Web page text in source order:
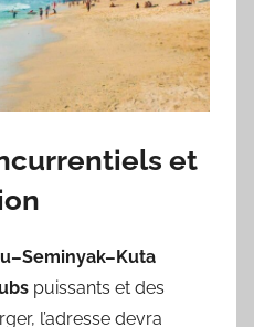
et
puissants et des
l’adresse devra